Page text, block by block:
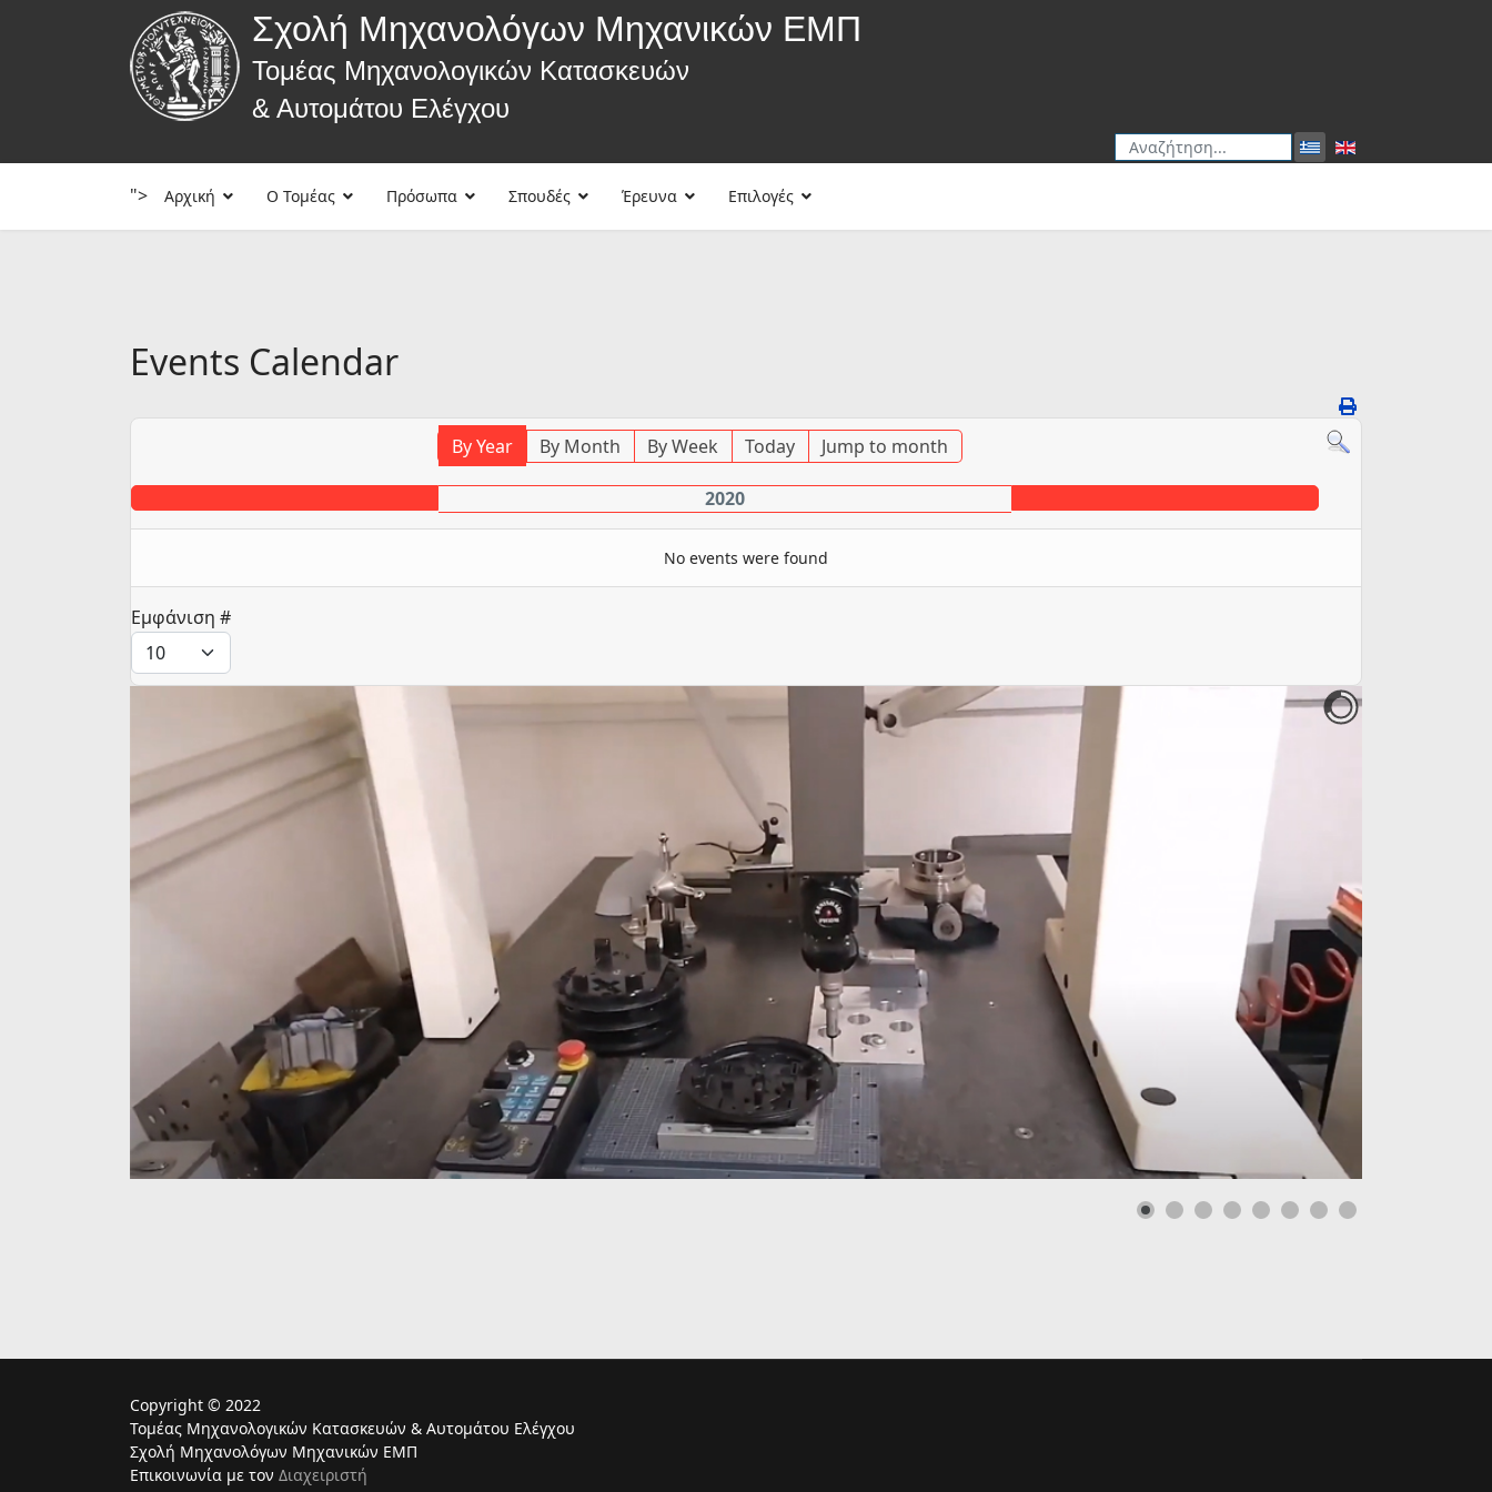
Σχολή Μηχανολόγων Μηχανικών ΕΜΠ
Τομέας Μηχανολογικών Κατασκευών
& Αυτομάτου Ελέγχου
Αναζήτηση
">
Αρχική Ο Τομέας Πρόσωπα Σπουδές Έρευνα Επιλογές
Events Calendar
By Year By Month By Week Today Jump to month
2020
No events were found
Εμφάνιση #
Copyright © 2022
Τομέας Μηχανολογικών Κατασκευών & Αυτομάτου Ελέγχου
Σχολή Μηχανολόγων Μηχανικών ΕΜΠ
Επικοινωνία με τον Διαχειριστή